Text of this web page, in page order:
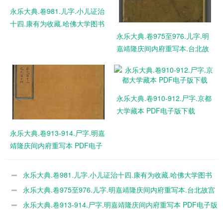
永乐大典.卷981.儿字.小儿证治
十四.康有为收藏.哈佛大学图书
永乐大典.卷975至976.儿字.明
嘉靖隆庆间内府重写本.台北故
永乐大典.卷913-914.尸字.明嘉
靖隆庆间内府重写本 PDF电子
永乐大典.卷910-912.尸字.京都
大学藏本 PDF电子版下载
永乐大典.卷981.儿字.小儿证治十四.康有为收藏.哈佛大学图书
馆藏 PDF电子版下载
永乐大典.卷975至976.儿字.明嘉靖隆庆间内府重写本.台北故宫
博物院藏 PDF电子版下载
永乐大典.卷913-914.尸字.明嘉靖隆庆间内府重写本 PDF电子版